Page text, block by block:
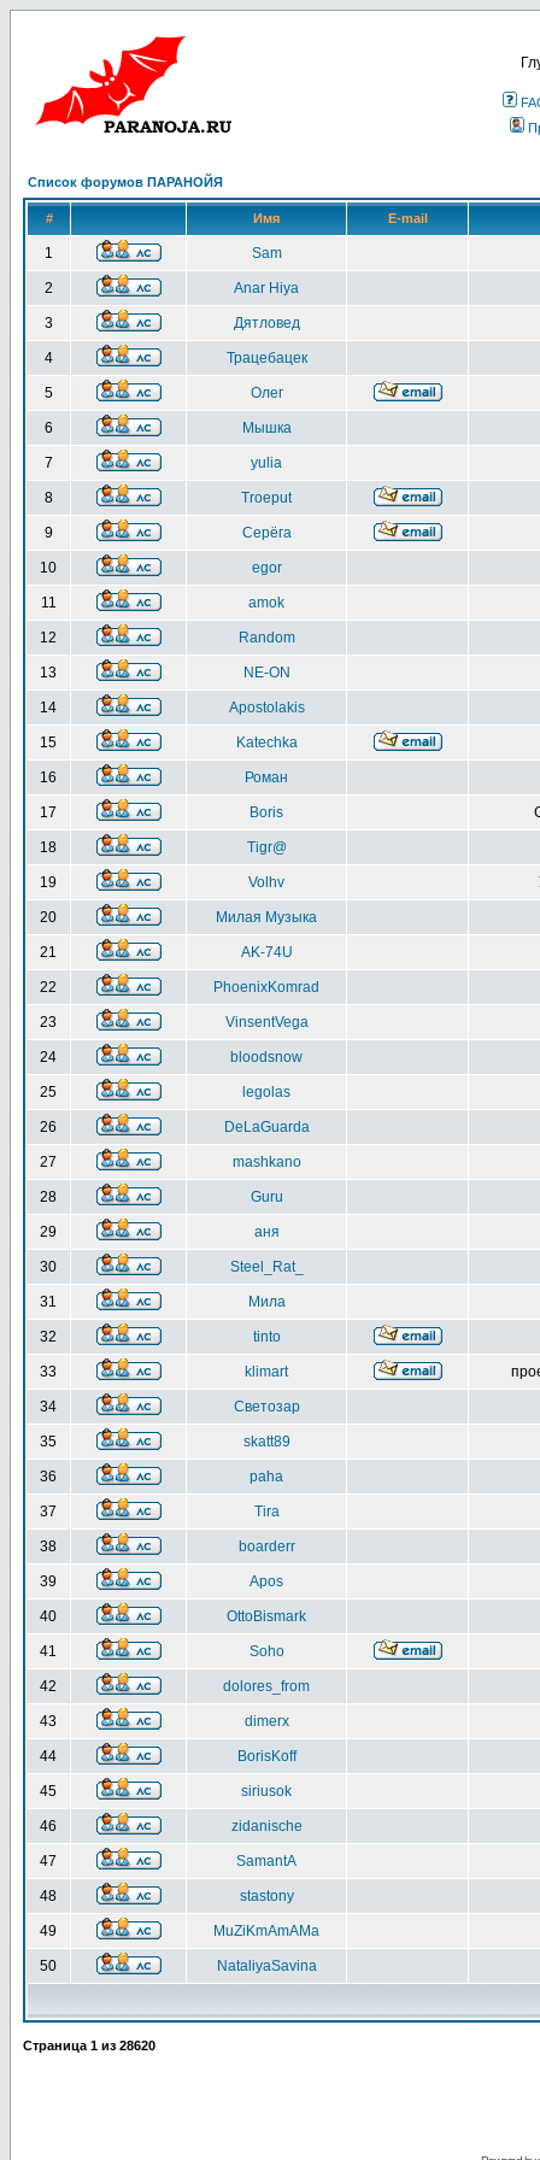
Список форумов ПАРАНОЙЯ
# Имя E-mail
1 Sam
2 Anar Hiya
3 Дятловед
4 Трацебацек
5 Олег
6 Мышка
7 yulia
8 Troeput
9 Серёга
10 egor
11 amok
12 Random
13 NE-ON
14 Apostolakis
15 Katechka
16 Роман
17 Boris
18 Tigr@
19 Volhv
20 Милая Музыка
21 AK-74U
22 PhoenixKomrad
23 VinsentVega
24 bloodsnow
25 legolas
26 DeLaGuarda
27 mashkano
28 Guru
29 аня
30 Steel_Rat_
31 Мила
32 tinto
33 klimart
34 Светозар
35 skatt89
36 paha
37 Tira
38 boarderr
39 Apos
40 OttoBismark
41 Soho
42 dolores_from
43 dimerx
44 BorisKoff
45 siriusok
46 zidanische
47 SamantA
48 stastony
49 MuZiKmAmAMa
50 NataliyaSavina
Страница 1 из 28620